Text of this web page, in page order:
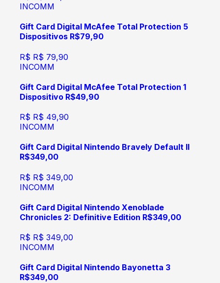
INCOMM
Gift Card Digital McAfee Total Protection 5
Dispositivos R$79,90
R$ R$ 79,90
INCOMM
Gift Card Digital McAfee Total Protection 1
Dispositivo R$49,90
R$ R$ 49,90
INCOMM
Gift Card Digital Nintendo Bravely Default II
R$349,00
R$ R$ 349,00
INCOMM
Gift Card Digital Nintendo Xenoblade
Chronicles 2: Definitive Edition R$349,00
R$ R$ 349,00
INCOMM
Gift Card Digital Nintendo Bayonetta 3
R$349,00